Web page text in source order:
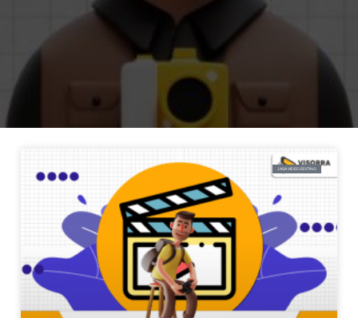
JASA VIDEO EDITING